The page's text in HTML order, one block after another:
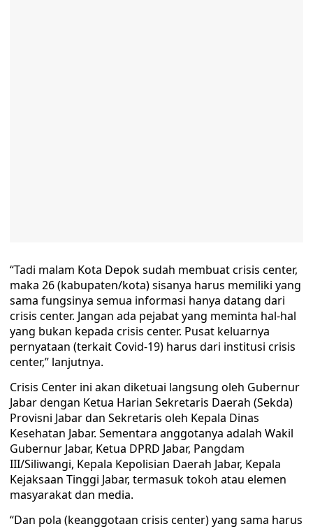
“Tadi malam Kota Depok sudah membuat crisis center,
maka 26 (kabupaten/kota) sisanya harus memiliki yang
sama fungsinya semua informasi hanya datang dari
crisis center. Jangan ada pejabat yang meminta hal-hal
yang bukan kepada crisis center. Pusat keluarnya
pernyataan (terkait Covid-19) harus dari institusi crisis
center,” lanjutnya.
Crisis Center ini akan diketuai langsung oleh Gubernur
Jabar dengan Ketua Harian Sekretaris Daerah (Sekda)
Provisni Jabar dan Sekretaris oleh Kepala Dinas
Kesehatan Jabar. Sementara anggotanya adalah Wakil
Gubernur Jabar, Ketua DPRD Jabar, Pangdam
III/Siliwangi, Kepala Kepolisian Daerah Jabar, Kepala
Kejaksaan Tinggi Jabar, termasuk tokoh atau elemen
masyarakat dan media.
“Dan pola (keanggotaan crisis center) yang sama harus